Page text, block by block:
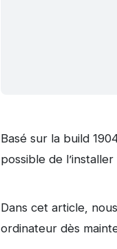
Basé sur la build
possible de
Dans cet article,
ordinateur dès